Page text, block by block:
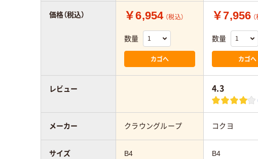
￥6,954 （税込）
数量
カゴへ
￥7,956
数量
カゴへ
4.3
クラウングループ コクヨ
B4 B4
価格（税込）
レビュー
メーカー
サイズ